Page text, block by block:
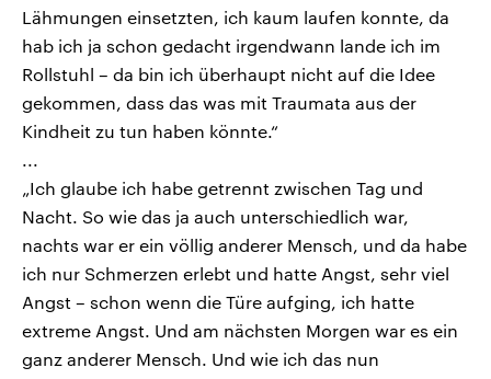
Lähmungen einsetzten, ich kaum laufen konnte, da
hab ich ja schon gedacht irgendwann lande ich im
Rollstuhl – da bin ich überhaupt nicht auf die Idee
gekommen, dass das was mit Traumata aus der
Kindheit zu tun haben könnte.“
...
„Ich glaube ich habe getrennt zwischen Tag und
Nacht. So wie das ja auch unterschiedlich war,
nachts war er ein völlig anderer Mensch, und da habe
ich nur Schmerzen erlebt und hatte Angst, sehr viel
Angst – schon wenn die Türe aufging, ich hatte
extreme Angst. Und am nächsten Morgen war es ein
ganz anderer Mensch. Und wie ich das nun